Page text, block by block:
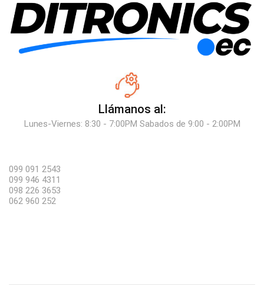
Llámanos al:
Lunes-Viernes: 8:30 - 7:00PM Sabados de 9:00 - 2:00PM
099 091 2543
099 946 4311
098 226 3653
062 960 252